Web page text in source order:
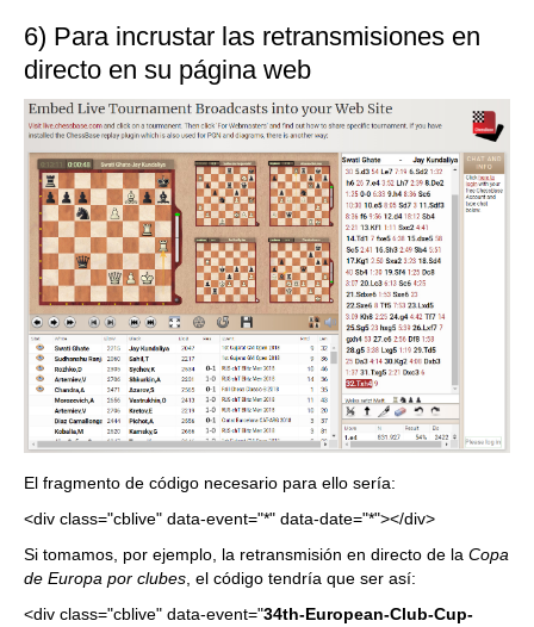
6) Para incrustar las retransmisiones en
directo en su página web
El fragmento de código necesario para ello sería:
<div class="cblive" data-event="*" data-date="*"></div>
Si tomamos, por ejemplo, la retransmisión en directo de la Copa
de Europa por clubes , el código tendría que ser así:
<div class="cblive" data-event="34th-European-Club-Cup-